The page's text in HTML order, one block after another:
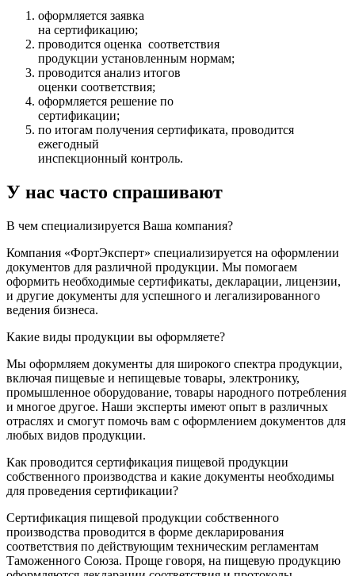
оформляется заявка
на сертификацию;
проводится оценка соответствия
продукции установленным нормам;
проводится анализ итогов
оценки соответствия;
оформляется решение по
сертификации;
по итогам получения сертификата, проводится
ежегодный
инспекционный контроль.
У нас часто спрашивают
В чем специализируется Ваша компания?
Компания «ФортЭксперт» специализируется на оформлении
документов для различной продукции. Мы помогаем
оформить необходимые сертификаты, декларации, лицензии,
и другие документы для успешного и легализированного
ведения бизнеса.
Какие виды продукции вы оформляете?
Мы оформляем документы для широкого спектра продукции,
включая пищевые и непищевые товары, электронику,
промышленное оборудование, товары народного потребления
и многое другое. Наши эксперты имеют опыт в различных
отраслях и смогут помочь вам с оформлением документов для
любых видов продукции.
Как проводится сертификация пищевой продукции
собственного производства и какие документы необходимы
для проведения сертификации?
Сертификация пищевой продукции собственного
производства проводится в форме декларирования
соответствия по действующим техническим регламентам
Таможенного Союза. Проще говоря, на пищевую продукцию